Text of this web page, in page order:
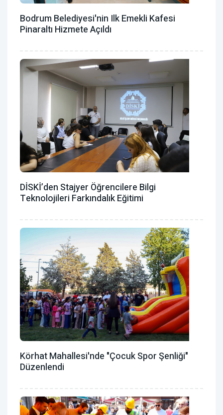
Bodrum Belediyesi'nin Ilk Emekli Kafesi
Pinaraltı Hizmete Açıldı
DİSKİ’den Stajyer Öğrencilere Bilgi
Teknolojileri Farkındalık Eğitimi
Körhat Mahallesi'nde "Çocuk Spor Şenliği"
Düzenlendi